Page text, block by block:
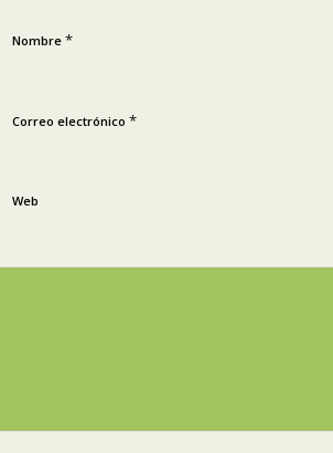
Nombre *
Correo electrónico *
Web